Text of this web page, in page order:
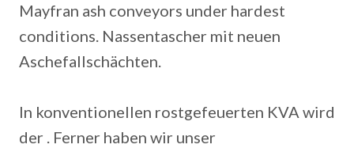
Mayfran ash conveyors under hardest
conditions. Nassentascher mit neuen
Aschefallschächten.
In konventionellen rostgefeuerten KVA wird
der . Ferner haben wir unser